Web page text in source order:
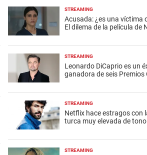
STREAMING
Acusada: ¿es una víctima
El dilema de la película de
STREAMING
Leonardo DiCaprio es un
ganadora de seis Premios
STREAMING
Netflix hace estragos con
turca muy elevada de tono
STREAMING